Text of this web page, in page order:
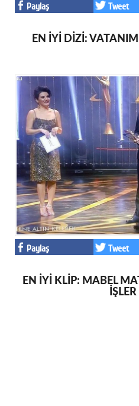
Paylaş Tweet
EN İYİ DİZİ:
Paylaş Tweet
EN İYİ KLİP: MABEL